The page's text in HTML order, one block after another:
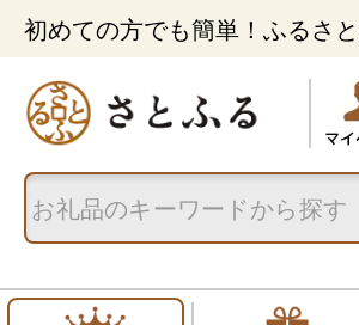
初めての方でも簡単！ふるさ